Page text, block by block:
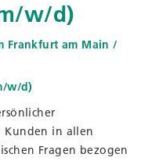
w/d)
Frankfurt am Main /
w/d)
Kunden in allen
Fragen bezogen